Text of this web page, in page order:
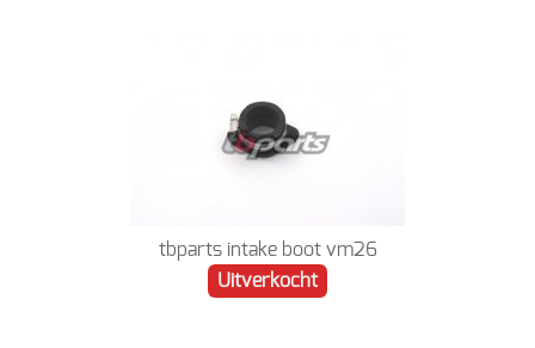
tbparts intake boot vm26
Uitverkocht